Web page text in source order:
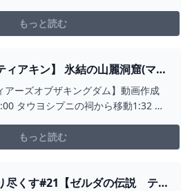
味のあるゲームのプレイ動画をUPし
もっと読む
ィアキン】 氷結の山麗洞窟(マヨ
アーズオブザキングダム】動画作成
タウヨシプニの祠から移動1:32 オ
もっと読む
尽くす#21【ゼルダの伝説 テ